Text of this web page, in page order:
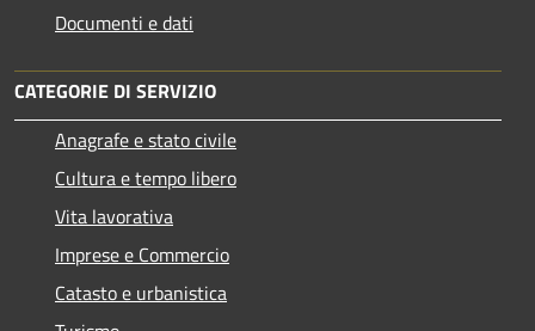
Documenti e dati
CATEGORIE DI SERVIZIO
Anagrafe e stato civile
Cultura e tempo libero
Vita lavorativa
Imprese e Commercio
Catasto e urbanistica